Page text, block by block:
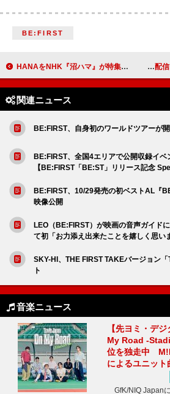
BE:FIRST
HANAをNHK『沼ハマ』が特集、ダンス解説や取材現場潜入など Adoデ
関連ニュース
BE:FIRST、自身初のワールドツアーが
BE:FIRST、全国4エリアで公開収録イベ
【BE:FIRST「BE:ST」リリース記念
BE:FIRST、10/29発売の初ベストAL『
映像公開
LEO（BE:FIRST）が映画の音声ガイド
て初「お力添え出来たことを嬉しく思い
SKY-HI、THE FIRST TAKEバージョン
ト
音楽ニュース
【先ヨミ・デ
My Road -
位を独走中
によるユニット
GfK/NIQ Japan